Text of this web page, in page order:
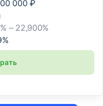
000 ₽
– 22,900%
%